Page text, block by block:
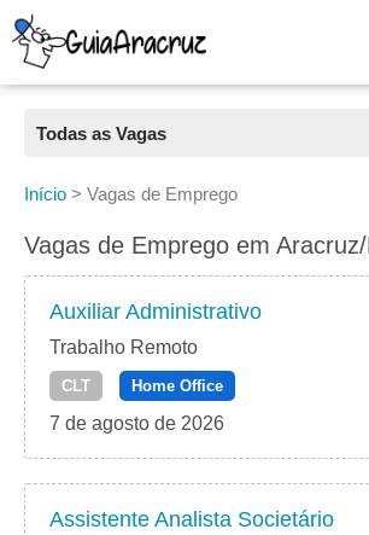
Todas as Vagas
Todas as Vagas
CLT
Freelancer
PJ
Início > Vagas de Emprego
Vagas de Emprego em
Auxiliar Administrativo
Trabalho Remoto
CLT Home Office
7 de agosto de 2026
Assistente Analista Societário